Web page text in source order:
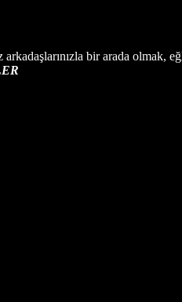
bir arada olmak,